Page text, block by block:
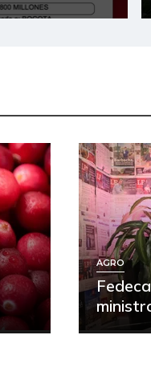
AGRO